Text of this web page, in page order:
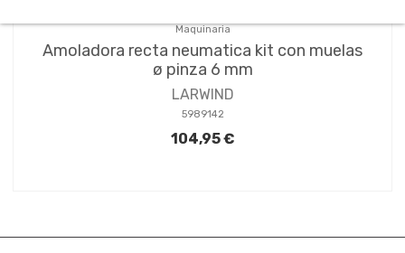
Maquinaria
Amoladora recta neumatica kit con muelas
ø pinza 6 mm
LARWIND
5989142
104,95 €